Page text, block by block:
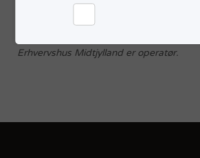
Erhvervshus Midtjylland er operatør.